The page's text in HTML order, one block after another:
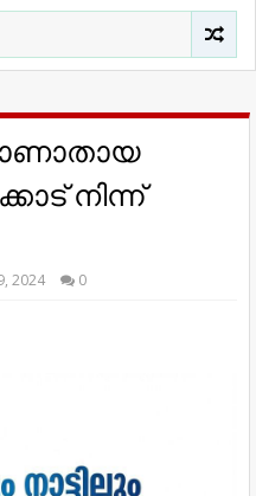
നിന്ന്
2024 0